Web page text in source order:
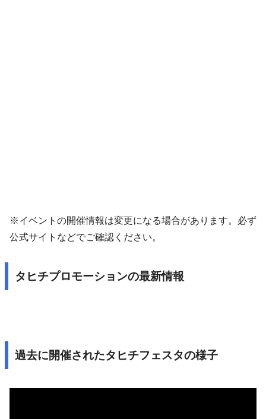
※イベントの開催情報は変更になる場合があります。必ず
公式サイトなどでご確認ください。
タヒチプロモーションの最新情報
過去に開催されたタヒチフェスタの様子